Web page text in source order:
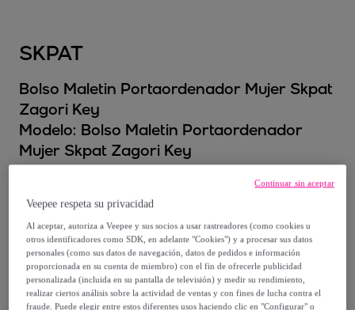
SKPAT
Bolso Maletin Portaordenador Mujer Skpat
Zagori Key
Modelo: Bolso Maletin Portaordenador
Mujer Skpat Zagori Key
30, €
90,75 €
-66%
Vendido porTOP MALETAS
Veepee respeta su privacidad
Al aceptar, autoriza a Veepee y sus socios a usar rastreadores (como cookies u
otros identificadores como SDK, en adelante "Cookies") y a procesar sus datos
personales (como sus datos de navegación, datos de pedidos e información
proporcionada en su cuenta de miembro) con el fin de ofrecerle publicidad
personalizada (incluida en su pantalla de televisión) y medir su rendimiento,
realizar ciertos análisis sobre la actividad de ventas y con fines de lucha contra el
fraude. Puede elegir entre estos diferentes usos haciendo clic en "Configurar" o
Continuar sin aceptar